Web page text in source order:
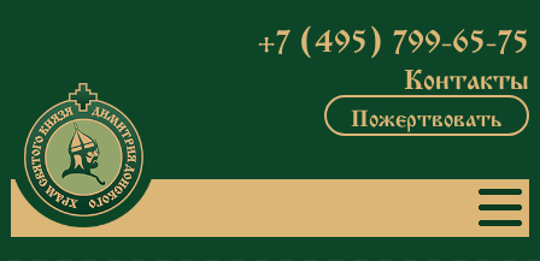
+7 (495) 799-65-75
Контакты
Пожертвовать